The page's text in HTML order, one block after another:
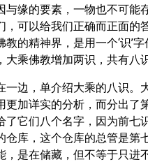
与缘的要素，一物也不可能
，可以给我们正确而正面的
教的精神界，是用一个‘识’
大乘佛教增加两识，共有八
一边，单介绍大乘的八识。
更加详实的分析，而分出了
了它们八个名字，因为前七
仓库，这个仓库的总管是
，是在储藏，但不等于只进